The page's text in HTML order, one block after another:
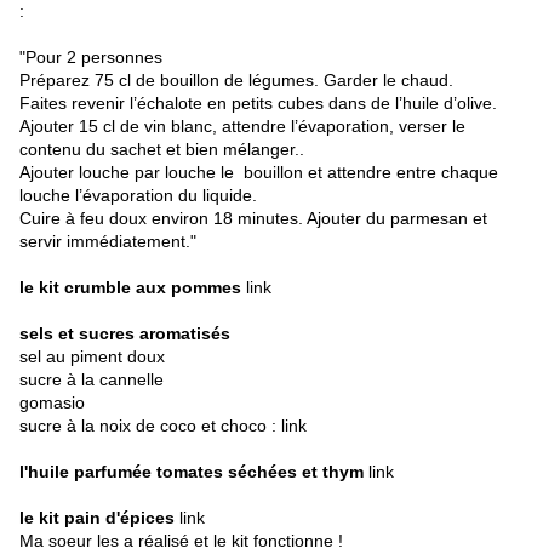
:
"Pour 2 personnes
Préparez 75 cl de bouillon de légumes. Garder le chaud.
Faites revenir l’échalote en petits cubes dans de l’huile d’olive.
Ajouter 15 cl de vin blanc, attendre l’évaporation, verser le
contenu du sachet et bien mélanger..
Ajouter louche par louche le bouillon et attendre entre chaque
louche l’évaporation du liquide.
Cuire à feu doux environ 18 minutes. Ajouter du parmesan et
servir immédiatement."
le kit crumble aux pommes link
sels et sucres aromatisés
sel au piment doux
sucre à la cannelle
gomasio
sucre à la noix de coco et choco : link
l'huile parfumée tomates séchées et thym link
le kit pain d'épices link
Ma soeur les a réalisé et le kit fonctionne !